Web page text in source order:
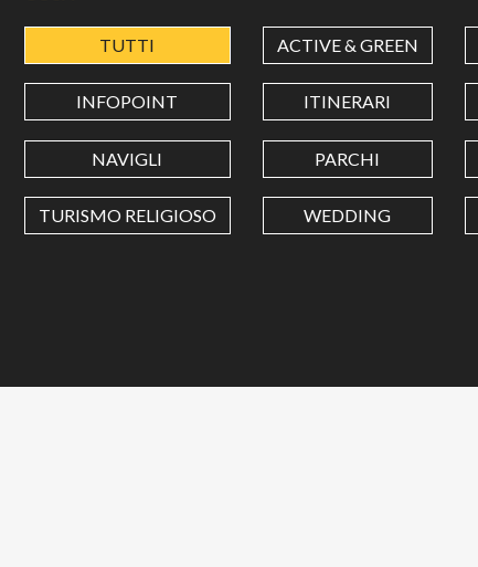
TUTTI ACTIVE & GREEN
INFOPOINT ITINERARI
NAVIGLI PARCHI
TURISMO RELIGIOSO WEDDING